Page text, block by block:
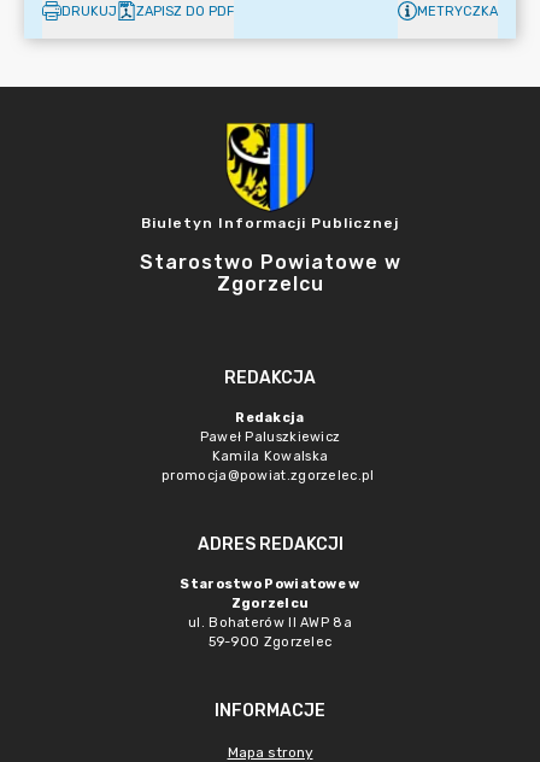
DRUKUJ ZAPISZ DO PDF METRYCZKA
Biuletyn Informacji Publicznej
Starostwo Powiatowe w
Zgorzelcu
REDAKCJA
Redakcja
Paweł Paluszkiewicz
Kamila Kowalska
promocja@powiat.zgorzelec.pl
ADRES REDAKCJI
Starostwo Powiatowe w
Zgorzelcu
ul. Bohaterów II AWP 8a
59-900 Zgorzelec
INFORMACJE
Mapa strony